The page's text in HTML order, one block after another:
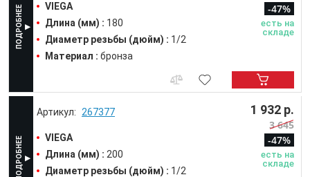
VIEGA
Длина (мм) : 180
Диаметр резьбы (дюйм) : 1/2
Материал : бронза
-47%
есть на
складе
267377
VIEGA
Длина (мм) : 200
Диаметр резьбы (дюйм) : 1/2
1 932 р.
3 645
-47%
есть на
складе